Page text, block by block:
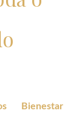
Bienestar